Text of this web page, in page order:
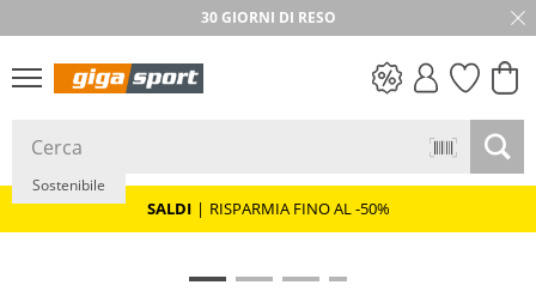
30 GIORNI DI RESO
SALDI
SALDI | RISPARMIA FINO AL -50%
Sostenibile